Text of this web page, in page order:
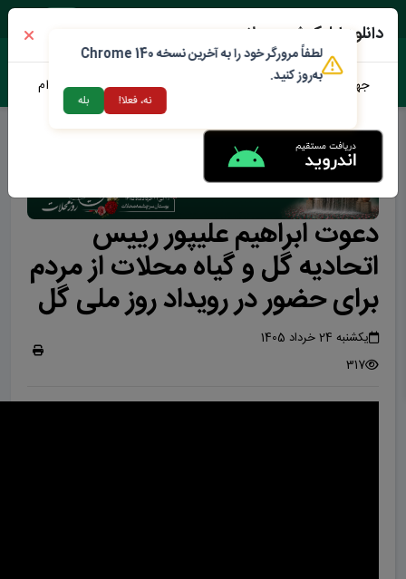
دعوت ابراهیم علیپور رییس
اتحادیه گل و گیاه محلات از مردم
برای حضور در رویداد روز ملی گل
یکشنبه 24 خرداد 1405
317
دانلود اپلیکیشن محلات من
جهت دانلود نرم افزار محلات من می توانید از طریق لینک زیر اقدام
لطفاً مرورگر خود را به آخرین نسخه Chrome 140
به‌روز کنید.
نه، فعلا! بله